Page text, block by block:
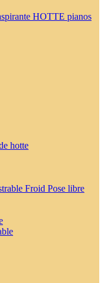
HOTTE pianos
hotte
Froid Pose libre